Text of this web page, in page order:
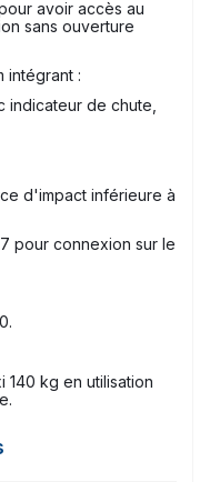
avoir accès au
sans ouverture
intégrant :
indicateur de chute,
d'impact inférieure à
pour connexion sur le
140 kg en utilisation